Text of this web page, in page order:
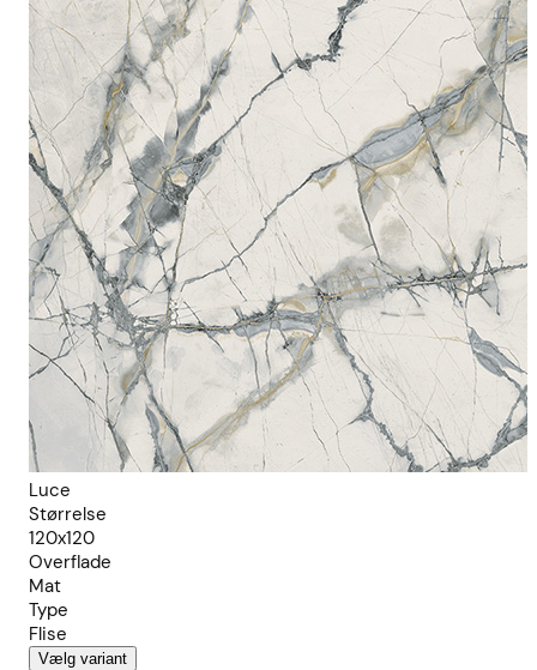
Luce
Størrelse
120x120
Overflade
Mat
Type
Flise
Vælg variant